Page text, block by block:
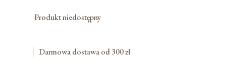
Produkt niedostępny
Darmowa dostawa od 300 zł